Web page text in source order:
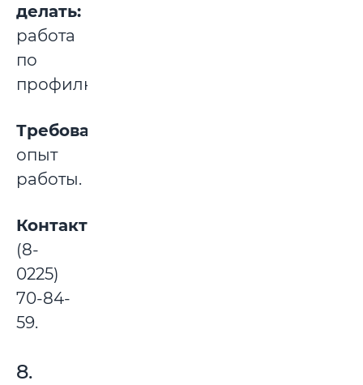
делать:
работа
по
профилю.
Требования:
опыт
работы.
Контакты:
(8-
0225)
70-84-
59.
8.